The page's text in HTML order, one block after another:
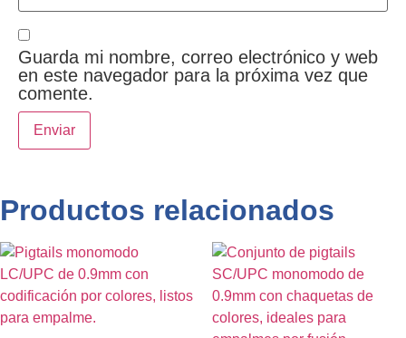
Guarda mi nombre, correo electrónico y web
en este navegador para la próxima vez que
comente.
Productos relacionados